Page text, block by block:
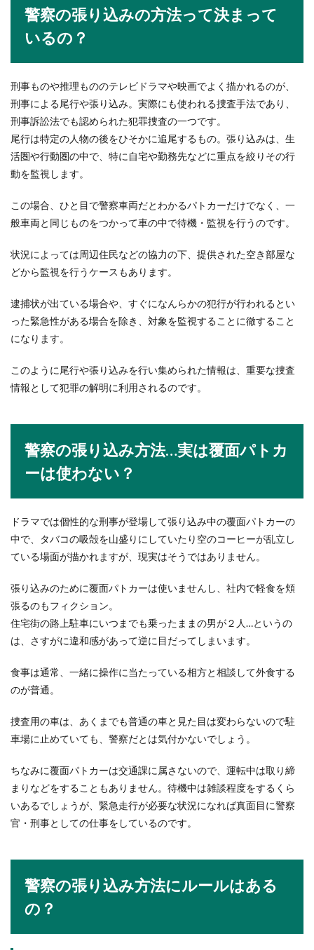
小学校が冬休みに入ると当然学校には生徒がいな
くなります。生徒がいないなら先生だって仕事が
ないので...
送別会において送られる側の場合のマナーとはど
側の...
大学の課題を出さないのを防ぐコツや
遅れないためにできること
ご存知ですよね。では、どうして課題を出さない
のか...
バドミントン【左利きの相手】の攻め
方とは？戦い方のコツ
きだ...
があるなら休みを取ろう
やる気が出ない。にんげんだもの、やる気がでな
い時だってあります。疲れてるんじゃない？疲
選び方のポイントや注意点
レゼントを贈るときには、どんなものを選んだら
いいの悩みま...
簿記などの資格を取ろう
事務職ではどのような資格が必要なのでしょう
警察の張り込みの方法って決まって
いるの？
刑事ものや推理もののテレビドラマや映画でよく描かれるのが、
刑事による尾行や張り込み。実際にも使われる捜査手法であり、
刑事訴訟法でも認められた犯罪捜査の一つです。
尾行は特定の人物の後をひそかに追尾するもの。張り込みは、生
活圏や行動圏の中で、特に自宅や勤務先などに重点を絞りその行
動を監視します。
この場合、ひと目で警察車両だとわかるパトカーだけでなく、一
般車両と同じものをつかって車の中で待機・監視を行うのです。
状況によっては周辺住民などの協力の下、提供された空き部屋な
どから監視を行うケースもあります。
逮捕状が出ている場合や、すぐになんらかの犯行が行われるとい
った緊急性がある場合を除き、対象を監視することに徹すること
になります。
このように尾行や張り込みを行い集められた情報は、重要な捜査
情報として犯罪の解明に利用されるのです。
警察の張り込み方法…実は覆面パトカ
ーは使わない？
ドラマでは個性的な刑事が登場して張り込み中の覆面パトカーの
中で、タバコの吸殻を山盛りにしていたり空のコーヒーが乱立し
ている場面が描かれますが、現実はそうではありません。
張り込みのために覆面パトカーは使いませんし、社内で軽食を頬
張るのもフィクション。
住宅街の路上駐車にいつまでも乗ったままの男が２人…というの
は、さすがに違和感があって逆に目だってしまいます。
食事は通常、一緒に操作に当たっている相方と相談して外食する
のが普通。
捜査用の車は、あくまでも普通の車と見た目は変わらないので駐
車場に止めていても、警察だとは気付かないでしょう。
ちなみに覆面パトカーは交通課に属さないので、運転中は取り締
まりなどをすることもありません。待機中は雑談程度をするくら
いあるでしょうが、緊急走行が必要な状況になれば真面目に警察
官・刑事としての仕事をしているのです。
警察の張り込み方法にルールはある
の？